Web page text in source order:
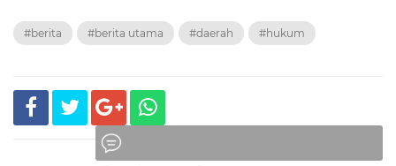
#berita #berita utama #daerah #hukum